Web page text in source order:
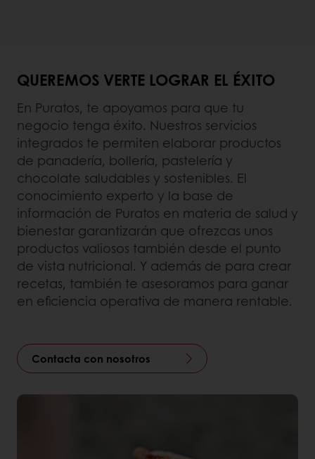
QUEREMOS VERTE LOGRAR EL ÉXITO
En Puratos, te apoyamos para que tu
negocio tenga éxito. Nuestros servicios
integrados te permiten elaborar productos
de panadería, bollería, pastelería y
chocolate saludables y sostenibles. El
conocimiento experto y la base de
información de Puratos en materia de salud y
bienestar garantizarán que ofrezcas unos
productos valiosos también desde el punto
de vista nutricional. Y además de para crear
recetas, también te asesoramos para ganar
en eficiencia operativa de manera rentable.
Contacta con nosotros